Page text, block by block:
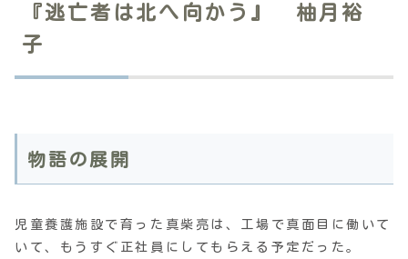
『逃亡者は北へ向かう』 柚月裕
子
物語の展開
児童養護施設で育った真柴亮は、工場で真面目に働いて
いて、もうすぐ正社員にしてもらえる予定だった。